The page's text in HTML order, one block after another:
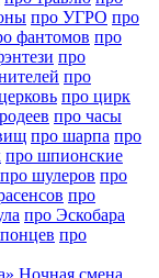
про УГРО про
фантомов про
про
про
про цирк
про часы
про шарпа про
про шпионские
про шулеров про
про
про Эскобара
про